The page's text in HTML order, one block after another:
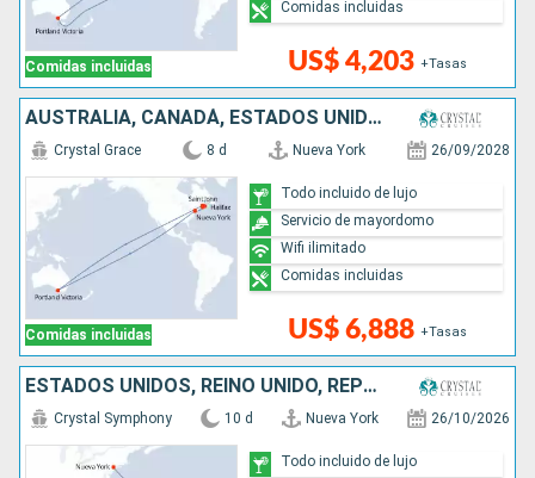
Comidas incluidas US$ 4,203 +Tasas
Comidas incluidas
AUSTRALIA, CANADÁ, ESTADOS UNIDOS
Comidas incluidas
Crystal Grace 8 d Nueva York 26/09/2028
US$ 6,888 +Tasas
Todo incluido de lujo
Servicio de mayordomo
Wifi ilimitado
Comidas incluidas
ESTADOS UNIDOS, REINO UNIDO, REPÚBLICA DOMINICANA, PUERTO RICO
Crystal Symphony 10 d Nueva York 26/10/2026
Todo incluido de lujo